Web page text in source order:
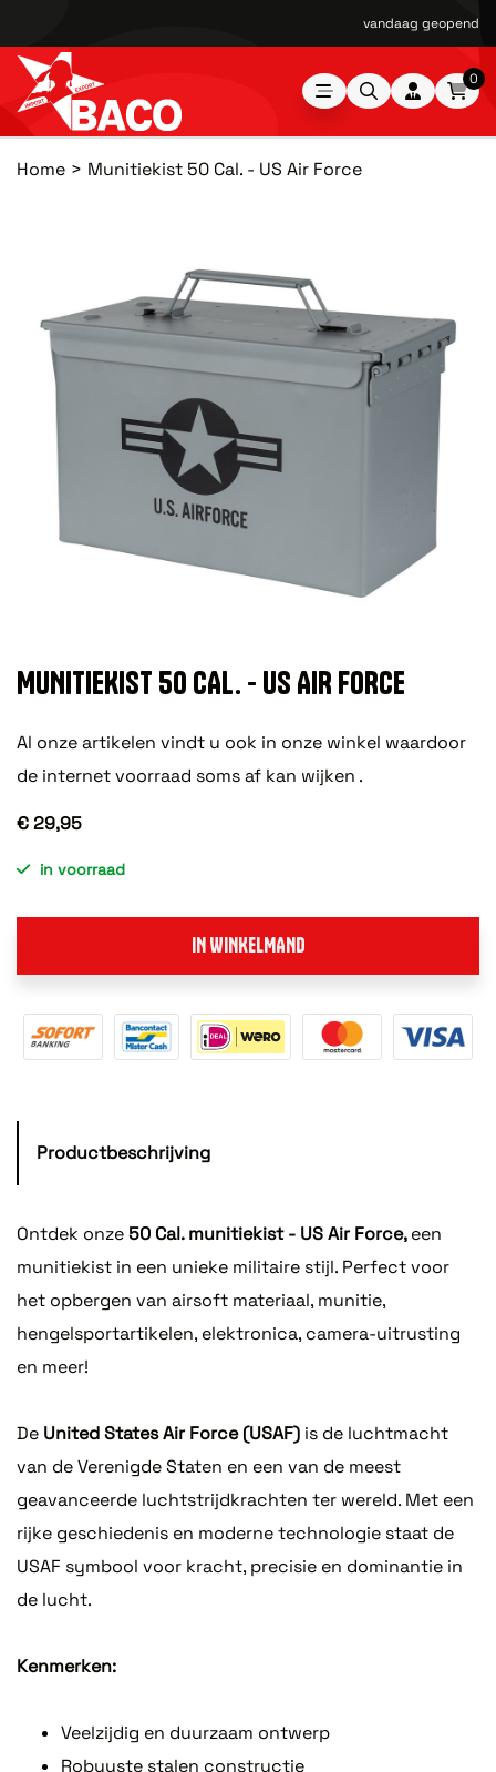
vandaag geopend
0
Home Munitiekist 50 Cal. - US Air Force
MUNITIEKIST 50 CAL. - US AIR FORCE
Al onze artikelen vindt u ook in onze winkel waardoor
de internet voorraad soms af kan wijken .
€ 29,95
in voorraad
IN WINKELMAND
Productbeschrijving
Ontdek onze50 Cal. munitiekist - US Air Force,een
munitiekist in een unieke militaire stijl. Perfect voor
het opbergen van airsoft materiaal, munitie,
hengelsportartikelen, elektronica, camera-uitrusting
en meer!
De United States Air Force (USAF) is de luchtmacht
van de Verenigde Staten en een van de meest
geavanceerde luchtstrijdkrachten ter wereld. Met een
rijke geschiedenis en moderne technologie staat de
USAF symbool voor kracht, precisie en dominantie in
de lucht.
Kenmerken:
Veelzijdig en duurzaam ontwerp
Robuuste stalen constructie